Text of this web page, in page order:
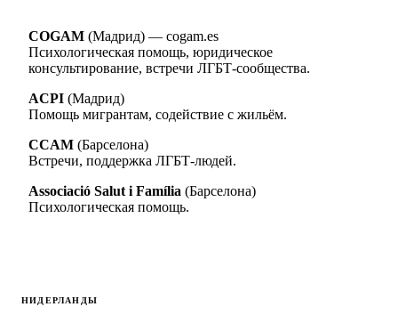
COGAM (Мадрид) — cogam.es
Психологическая помощь, юридическое
консультирование, встречи ЛГБТ-сообщества.
ACPI (Мадрид)
Помощь мигрантам, содействие с жильём.
CCAM (Барселона)
Встречи, поддержка ЛГБТ-людей.
Associació Salut i Família (Барселона)
Психологическая помощь.
НИДЕРЛАНДЫ